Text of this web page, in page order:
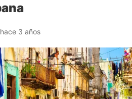
hace 3 años